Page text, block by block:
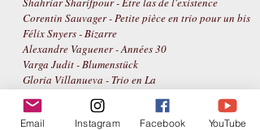
Corentin Sauvager - Petite pièce en trio pour un bis
Félix Snyers - Bizarre
Alexandre Vaguener - Années 30
Varga Judit - Blumenstück
Gloria Villanueva - Trio en La
Anthony Whittaker - Distance
Marilena Zlatanou - Seeking Consolation
Email Instagram Facebook YouTube